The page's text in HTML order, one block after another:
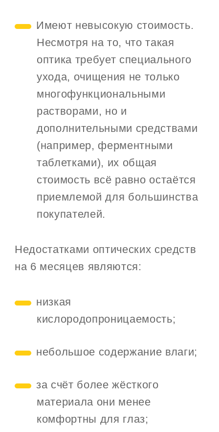
Имеют невысокую стоимость.
Несмотря на то, что такая
оптика требует специального
ухода, очищения не только
многофункциональными
растворами, но и
дополнительными средствами
(например, ферментными
таблетками), их общая
стоимость всё равно остаётся
приемлемой для большинства
покупателей.
Недостатками оптических средств
на 6 месяцев являются:
низкая
кислородопроницаемость;
небольшое содержание влаги;
за счёт более жёсткого
материала они менее
комфортны для глаз;